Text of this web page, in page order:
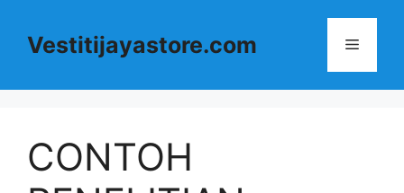
Vestitijayastore.com Menu
CONTOH